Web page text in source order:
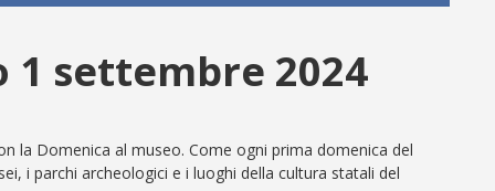
1 settembre 2024
la Domenica al museo. Come ogni prima domenica del
i parchi archeologici e i luoghi della cultura statali del